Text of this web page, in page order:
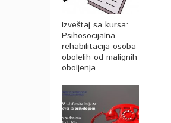
Izveštaj sa kursa:
Psihosocijalna
rehabilitacija osoba
obolelih od malignih
oboljenja